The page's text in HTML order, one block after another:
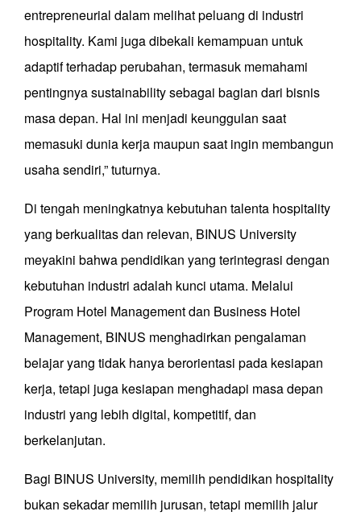
entrepreneurial dalam melihat peluang di industri
hospitality. Kami juga dibekali kemampuan untuk
adaptif terhadap perubahan, termasuk memahami
pentingnya sustainability sebagai bagian dari bisnis
masa depan. Hal ini menjadi keunggulan saat
memasuki dunia kerja maupun saat ingin membangun
usaha sendiri,” tuturnya.
Di tengah meningkatnya kebutuhan talenta hospitality
yang berkualitas dan relevan, BINUS University
meyakini bahwa pendidikan yang terintegrasi dengan
kebutuhan industri adalah kunci utama. Melalui
Program Hotel Management dan Business Hotel
Management, BINUS menghadirkan pengalaman
belajar yang tidak hanya berorientasi pada kesiapan
kerja, tetapi juga kesiapan menghadapi masa depan
industri yang lebih digital, kompetitif, dan
berkelanjutan.
Bagi BINUS University, memilih pendidikan hospitality
bukan sekadar memilih jurusan, tetapi memilih jalur